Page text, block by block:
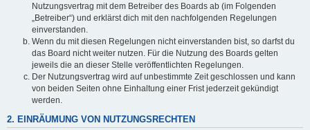
Nutzungsvertrag mit dem Betreiber des Boards ab (im Folgenden
„Betreiber“) und erklärst dich mit den nachfolgenden Regelungen
einverstanden.
Wenn du mit diesen Regelungen nicht einverstanden bist, so darfst du
das Board nicht weiter nutzen. Für die Nutzung des Boards gelten
jeweils die an dieser Stelle veröffentlichten Regelungen.
Der Nutzungsvertrag wird auf unbestimmte Zeit geschlossen und kann
von beiden Seiten ohne Einhaltung einer Frist jederzeit gekündigt
werden.
2. EINRÄUMUNG VON NUTZUNGSRECHTEN